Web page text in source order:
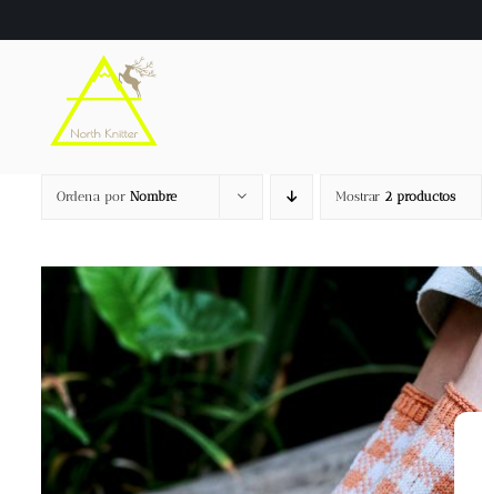
al
Ordena por Nombre Mostrar 2 productos